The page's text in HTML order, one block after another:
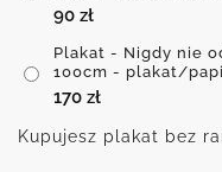
90 zł
Plakat - Nigdy nie
100cm - plakat/
170 zł
Kupujesz plakat bez